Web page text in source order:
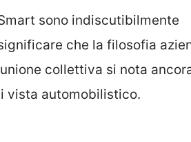
sono indiscutibilmente
che la filosofia
collettiva si nota
vista automobilistico.